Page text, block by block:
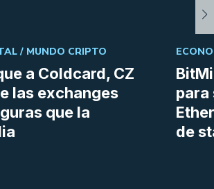
a Coldcard, CZ
las exchanges
que la
/ MUNDO CRIPTO
para
de